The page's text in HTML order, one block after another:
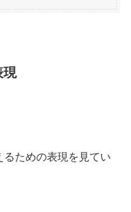
現
ための表現を見てい